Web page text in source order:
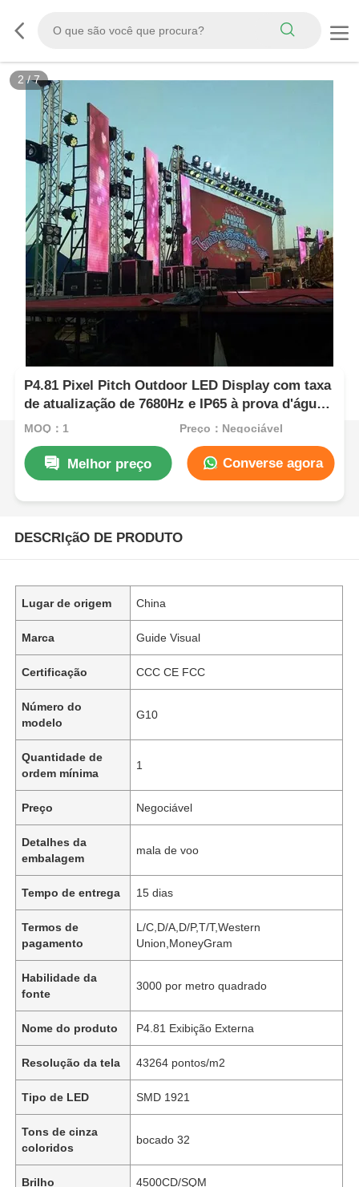
2/7
P4.81 Pixel Pitch Outdoor LED Display com taxa
de atualização de 7680Hz e IP65 à prova d'água
para aluguel e eventos
MOQ：1 Preço：Negociável
Melhor preço Converse agora
DESCRIçãO DE PRODUTO
Lugar de origem China
Marca Guide Visual
Certificação CCC CE FCC
Número do
modelo
G10
Quantidade de
ordem mínima
1
Preço Negociável
Detalhes da
embalagem
mala de voo
Tempo de entrega 15 dias
Termos de
pagamento
L/C,D/A,D/P,T/T,Western
Union,MoneyGram
Habilidade da
fonte
3000 por metro quadrado
Nome do produto P4.81 Exibição Externa
Resolução da tela 43264 pontos/m2
Tipo de LED SMD 1921
Tons de cinza
coloridos
bocado 32
Brilho 4500CD/SQM